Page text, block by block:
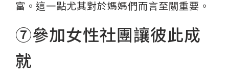
富。這一點尤其對於媽媽們而言至關重要。
⑦參加女性社團讓彼此成
就